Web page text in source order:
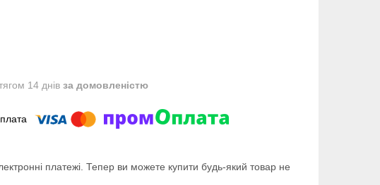
14 днів за домовленістю
платежі. Тепер ви можете купити будь-який товар не